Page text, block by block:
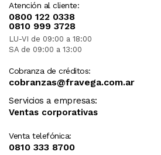
Atención al cliente:
0800 122 0338
0810 999 3728
LU-VI de 09:00 a 18:00
SA de 09:00 a 13:00
Cobranza de créditos:
cobranzas@fravega.com.ar
Servicios a empresas:
Ventas corporativas
Venta telefónica:
0810 333 8700